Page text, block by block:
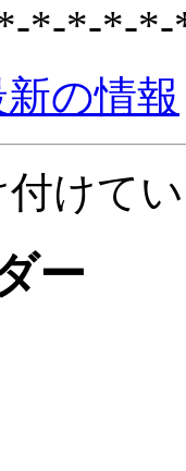
*-*-*-
の情報
けて
ー